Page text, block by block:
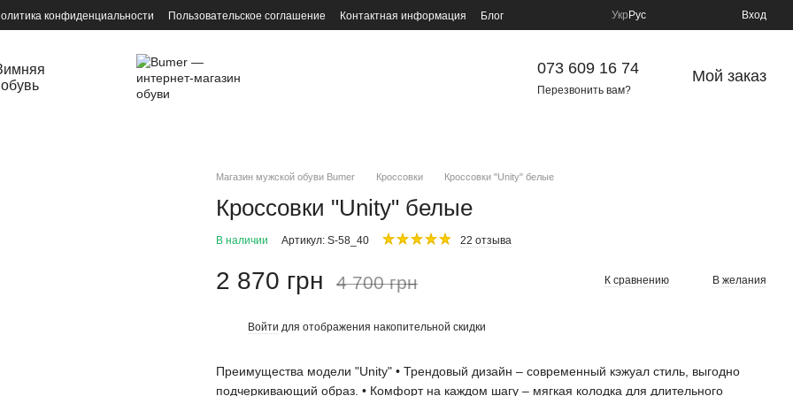
конфиденциальности Пользовательское соглашение Контактная информация Блог Укр Рус Вход
обувь
073 609 16 74
Перезвонить вам?
Мой заказ
Магазин мужской обуви Bumer Кроссовки Кроссовки "Unity" белые
Кроссовки "Unity" белые
В наличии Артикул: S-58_40 22 отзыва
2 870 грн 4 700 грн К сравнению В желания
Войти для отображения накопительной скидки
Преимущества модели "Unity" • Трендовый дизайн – современный кэжуал стиль, выгодно
подчеркивающий образ. • Комфорт на каждом шагу – мягкая колодка для длительного